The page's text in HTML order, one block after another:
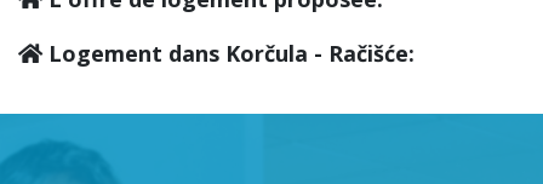
Logement dans Korčula - Račišće: